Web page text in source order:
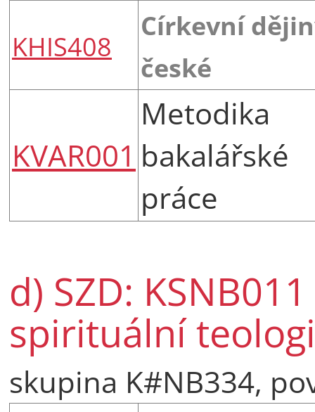
KHIS408
Církevní
české
KVAR001
Metodika
bakalářské
práce
d) SZD:
spirituální
skupina K#NB334,